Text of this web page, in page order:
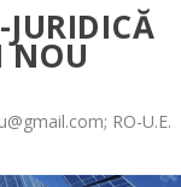
NOU
; RO-U.E.